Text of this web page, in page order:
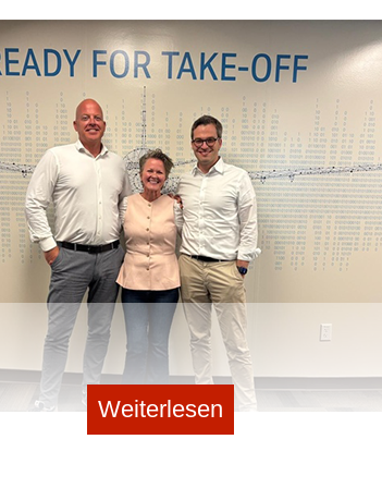
das finanzielle Chaos aufzuräumen, und weitere
schließen. „Alle Unternehmen, die ich gesehen
mit denselben Problemen zu kämpfen“,
Vanta gestartet (nicht zu verwechseln mit
Start-up), fokussierten sich die Berliner
bereitzustellen, um das Spesen- und
Das Team überzeugte schnell
stiegen Cherry Ventures und Global Founders
katapultierte Peter Thiels Fonds Valar Ventures das
auf die internationale Bühne, 2022 folgte Tiger
B – damals bei einer Bewertung von über 500
70 Mio. € ARR. Zuletzt 65 % Umsatzwachstum.
Unternehmen. Aktiv in Deutschland, UK, den
monatlich.
des Geschäftsmodells
Weiterlesen